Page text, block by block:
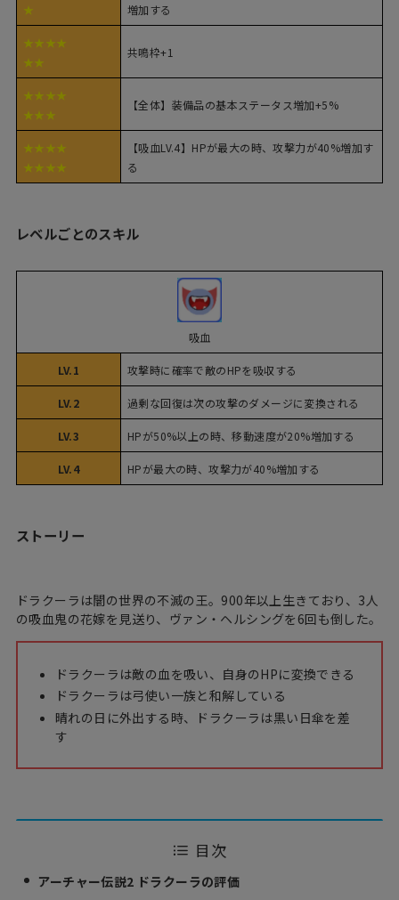
★
増加する
★★★★
★★
共鳴枠+1
★★★★
★★★
【全体】装備品の基本ステータス増加+5%
★★★★
★★★★
【吸血LV.4】HPが最大の時、攻撃力が40%増加す
る
レベルごとのスキル
吸血
LV.1 攻撃時に確率で敵のHPを吸収する
LV.2 過剰な回復は次の攻撃のダメージに変換される
LV.3 HPが50%以上の時、移動速度が20%増加する
LV.4 HPが最大の時、攻撃力が40%増加する
ストーリー
ドラクーラは闇の世界の不滅の王。900年以上生きており、3人
の吸血鬼の花嫁を見送り、ヴァン・ヘルシングを6回も倒した。
ドラクーラは敵の血を吸い、自身のHPに変換できる
ドラクーラは弓使い一族と和解している
晴れの日に外出する時、ドラクーラは黒い日傘を差
す
目次
アーチャー伝説2 ドラクーラの評価